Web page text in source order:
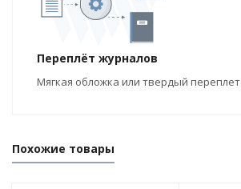
Переплёт журналов
Мягкая обложка или твердый
Похожие товары